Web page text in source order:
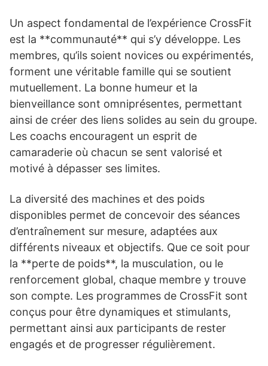
Un aspect fondamental de l’expérience CrossFit
est la **communauté** qui s’y développe. Les
membres, qu’ils soient novices ou expérimentés,
forment une véritable famille qui se soutient
mutuellement. La bonne humeur et la
bienveillance sont omniprésentes, permettant
ainsi de créer des liens solides au sein du groupe.
Les coachs encouragent un esprit de
camaraderie où chacun se sent valorisé et
motivé à dépasser ses limites.
La diversité des machines et des poids
disponibles permet de concevoir des séances
d’entraînement sur mesure, adaptées aux
différents niveaux et objectifs. Que ce soit pour
la **perte de poids**, la musculation, ou le
renforcement global, chaque membre y trouve
son compte. Les programmes de CrossFit sont
conçus pour être dynamiques et stimulants,
permettant ainsi aux participants de rester
engagés et de progresser régulièrement.